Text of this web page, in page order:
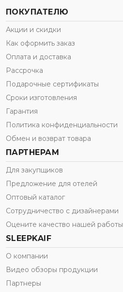
ПОКУПАТЕЛЮ
Акции и скидки
Как оформить заказ
Оплата и доставка
Рассрочка
Подарочные сертификаты
Сроки изготовления
Гарантия
Политика конфиденциальности
Обмен и возврат товара
ПАРТНЕРАМ
Для закупщиков
Предложение для отелей
Оптовый каталог
Сотрудничество с дизайнерами
Оцените качество нашей работы
SLEEPKAIF
О компании
Видео обзоры продукции
Партнеры